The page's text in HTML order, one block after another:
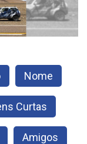
Nome
Curtas
Amigos